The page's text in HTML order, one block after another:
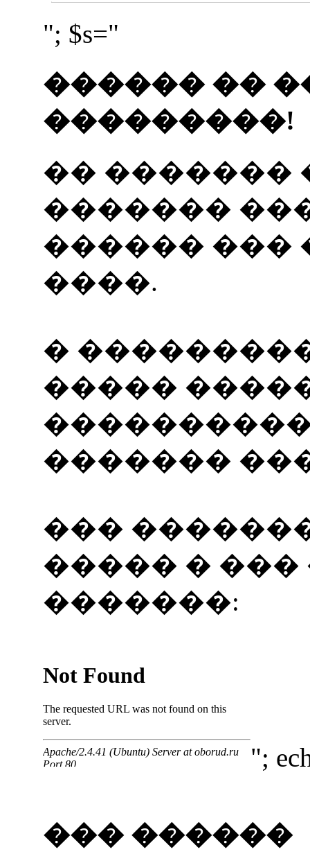
"; $s="
������ ��
���������!
�� �������
�������
������ ���
����.
�
�����
�������
���
����� �
�������:
";
��� ������